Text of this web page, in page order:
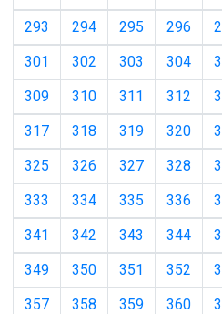
293
294 295 296
301
302 303 304
309
310 311 312
317
318 319 320
325
326 327 328
333
334 335 336
341
342 343 344
349
350 351 352
357
358 359 360